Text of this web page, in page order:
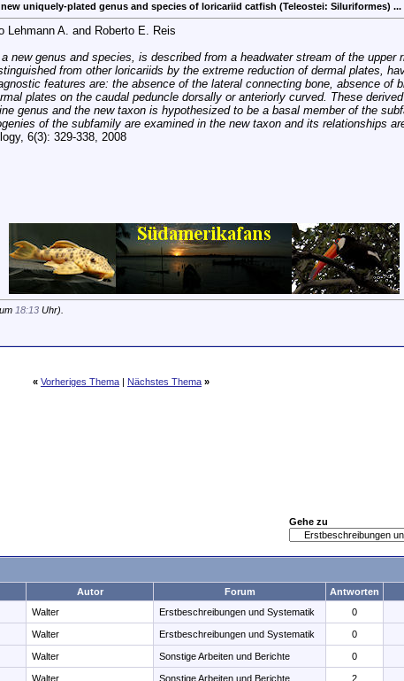
uniquely-plated genus and species of loricariid catfish (Teleostei: Siluriformes) ...
Lehmann A. and Roberto E. Reis
new genus and species, is described from a headwater stream of the upper
from other loricariids by the extreme reduction of dermal plates,
features are: the absence of the lateral connecting bone, absence of
plates on the caudal peduncle dorsally or anteriorly curved. These
genus and the new taxon is hypothesized to be a basal member of the
of the subfamily are examined in the new taxon and its relationships
6(3): 329-338, 2008
18:13 Uhr).
« Vorheriges Thema | Nächstes Thema »
Gehe zu
Autor Forum Antworten
Walter Erstbeschreibungen und Systematik 0
Walter Erstbeschreibungen und Systematik 0
Walter Sonstige Arbeiten und Berichte 0
Walter Sonstige Arbeiten und Berichte 2